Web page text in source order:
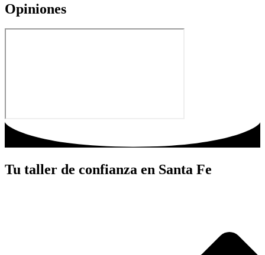
Opiniones
Tu taller de confianza en Santa Fe